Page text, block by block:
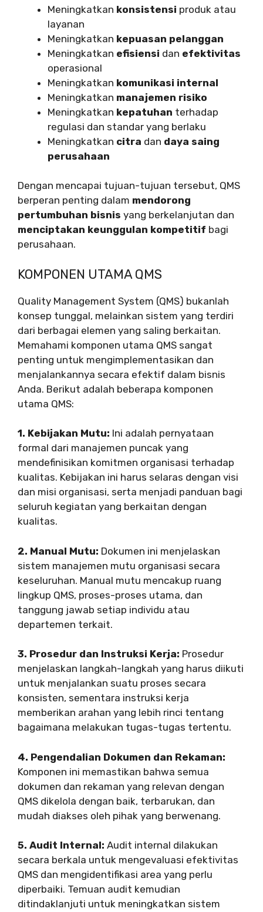
Meningkatkan konsistensi produk atau
layanan
Meningkatkan kepuasan pelanggan
Meningkatkan efisiensi dan efektivitas
operasional
Meningkatkan komunikasi internal
Meningkatkan manajemen risiko
Meningkatkan kepatuhan terhadap
regulasi dan standar yang berlaku
Meningkatkan citra dan daya saing
perusahaan
Dengan mencapai tujuan-tujuan tersebut, QMS
berperan penting dalam mendorong
pertumbuhan bisnis yang berkelanjutan dan
menciptakan keunggulan kompetitif bagi
perusahaan.
KOMPONEN UTAMA QMS
Quality Management System (QMS) bukanlah
konsep tunggal, melainkan sistem yang terdiri
dari berbagai elemen yang saling berkaitan.
Memahami komponen utama QMS sangat
penting untuk mengimplementasikan dan
menjalankannya secara efektif dalam bisnis
Anda. Berikut adalah beberapa komponen
utama QMS:
1. Kebijakan Mutu: Ini adalah pernyataan
formal dari manajemen puncak yang
mendefinisikan komitmen organisasi terhadap
kualitas. Kebijakan ini harus selaras dengan visi
dan misi organisasi, serta menjadi panduan bagi
seluruh kegiatan yang berkaitan dengan
kualitas.
2. Manual Mutu: Dokumen ini menjelaskan
sistem manajemen mutu organisasi secara
keseluruhan. Manual mutu mencakup ruang
lingkup QMS, proses-proses utama, dan
tanggung jawab setiap individu atau
departemen terkait.
3. Prosedur dan Instruksi Kerja: Prosedur
menjelaskan langkah-langkah yang harus diikuti
untuk menjalankan suatu proses secara
konsisten, sementara instruksi kerja
memberikan arahan yang lebih rinci tentang
bagaimana melakukan tugas-tugas tertentu.
4. Pengendalian Dokumen dan Rekaman:
Komponen ini memastikan bahwa semua
dokumen dan rekaman yang relevan dengan
QMS dikelola dengan baik, terbarukan, dan
mudah diakses oleh pihak yang berwenang.
5. Audit Internal: Audit internal dilakukan
secara berkala untuk mengevaluasi efektivitas
QMS dan mengidentifikasi area yang perlu
diperbaiki. Temuan audit kemudian
ditindaklanjuti untuk meningkatkan sistem